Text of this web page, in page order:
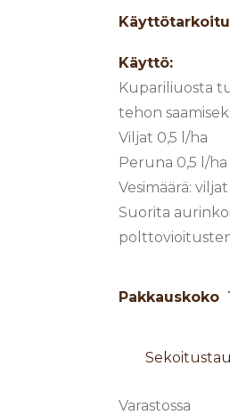
Käyttö:
Kupariliuosta
tehon
Viljat 0,5 l/ha
Peruna 0,5 l/ha
Vesimäärä:
Suorita
Pakkauskoko
Varastossa